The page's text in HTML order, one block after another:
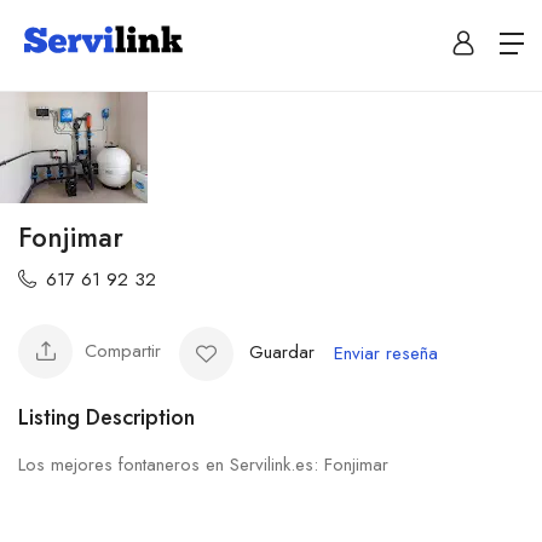
Fonjimar
617 61 92 32
Compartir Guardar Enviar reseña
Listing Description
Los mejores fontaneros en Servilink.es: Fonjimar